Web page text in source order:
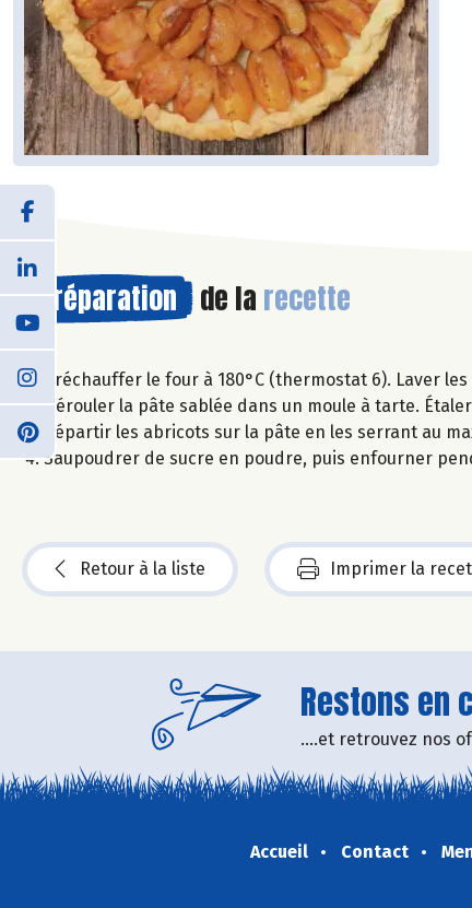
Préparation de la recette
Préchauffer le four à 180°C (thermostat 6). Laver
Dérouler la pâte sablée dans un moule à tarte.
Répartir les abricots sur la pâte en les serrant au
Saupoudrer de sucre en poudre, puis enfourner
Retour à la liste Imprimer la
Restons en
....et retrouvez nos
Accueil Contact